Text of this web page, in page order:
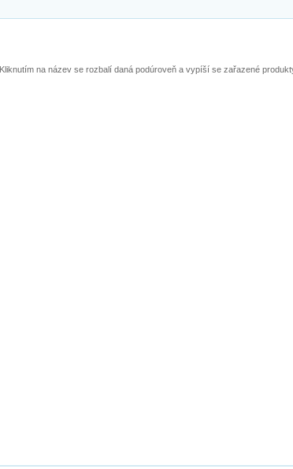
na název se rozbalí daná podúroveň a vypíší se zařazené